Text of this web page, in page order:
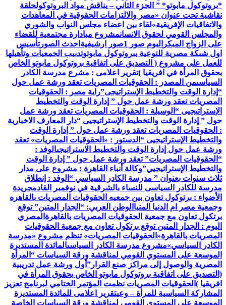
*بروتوكول مابوتو* ” الجزء الثاني – يناقش مواد البروتوكولحلقة
نقاشية تحت عنوان «مصر والالتزامات الحقوقية في المعاهدات
والاتفاقيات الإفريقية»لقاء بين اعضاء مجلس النواب والشوري
والمجلس القومي لحقوق الانسانمشروع مبادارة مجتمعية للقضاء
على الزواج المبكر البوم صور 1 صور ارشيفية احدث الصورتأسيس
اول شبكة مصرية للتوعية ببروتوكول مابوتوتدىيب الجمعيات وتأهيلها
للعمل على مشروع ( التصديق على اتفاقية بروتوكول مابوتو الخاص
بحقوق المرأة في افريقيا )تقرير اعلامى : مشرع مدرسة الكادر
السياسىمن المصدر : الحقوقيات المصريات تعقد ورشة عمل حول
“إدارة الوقت والتخطيط الإستراتيجى”راية مصر : الحقوقيات
المصريات تعقد ورشة عمل حول ” إدارة الوقت والتخطيط
الإستراتيجيى “ الوسيلة : الحقوقيات المصريات تعقد ورشة عمل
حول ” إدارة الوقت والتخطيط الإستراتيجيى “دار المعارف الاخبارية
: الحقوقيات المصريات تعقد ورشة عمل حول ” إدارة الوقت
والتخطيط الإستراتيجيى “ الدستور : «الحقوقيات المصريات» تعقد
ورشة عمل حول إدارة الوقت والتخطيط الاستراتيجىالوفد :
“الحقوقيات المصريات” تعقد ورشة عمل حول ” إدارة الوقت
والتخطيط الإستراتيجيي”وكالة أنباء القاهرة : مشروع على مدار
ثلاث سنوات بعنوان ” مدرسة الكادر السياسي “ الوفد : إنطلاق
مدرسة للكادر السياسى للنساء بالشرقية في نوفمبر القادمجريدة
الأضواء : برتوكول تعاون بين جمعيه الحقوقيات المصريات بالقاهره
وجمعية مصر ام الدنيا المنيا الوطن العربي: “الجدار المتين” توقع
برتكول تعاون مع جمعية الحقوقيات المصريات بالقاهرة المصري
اليوم : الجدار المتين توقع برتكول تعاون مع جمعية الحقوقيات
المصريات بالقاهرة«الحقوقيات المصريات» تنظم مشروع «مدرسة
الكادر السياسي»مشروع مدرسة الكادر السياسىالمائدة المستديرة
الموسعة على المستوي القومي لمناقشة ورقة السياسات “المرأة
المصرية والوصول إلى مراكز صنع القرار” أول ورشة عمل تدريبية
(التصديق على اتفاقية بروتوكول مابوتو الخاص بحقوق المرأة في
افريقيا ) الحقوقيات المصريات نظمت المؤتمر الختامي لبرنامج تعزيز
المشاركة السياسية للمرأة – وعيتقرير اعلامى للمائدة المستديرة
الموسعة على المستوى القومى لمناقشة ورقة السياسات الخاصة